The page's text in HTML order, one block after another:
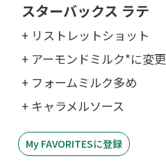
スターバックス ラテ
+ リストレットショット
+ アーモンドミルク*に変更
+ フォームミルク多め
+ キャラメルソース
My FAVORITESに登録